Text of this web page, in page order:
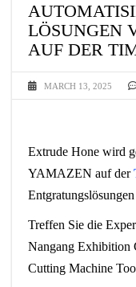
LÖSUNGEN
AUF DER
MARCH 13, 2025
Extrude Hone wird
YAMAZEN auf der
Treffen Sie die
Nangang Exhibition
Cutting Machine